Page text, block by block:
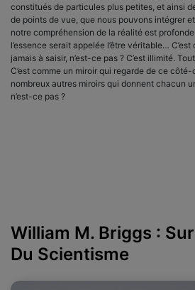
constitués de particules plus petites, et ainsi
de points de vue, que nous pouvons intégrer
notre compréhension de la réalité est
l’essence serait appelée l’être véritable… C’est
jamais à saisir, n’est-ce pas ? C’est illimité.
C’est comme un miroir qui regarde de ce
nombreux autres miroirs qui donnent chacun
n’est-ce pas ?
William M. Briggs :
Du Scientisme